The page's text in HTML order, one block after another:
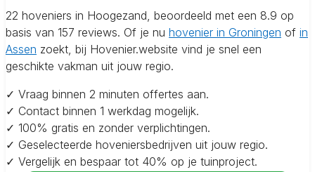
22 hoveniers in Hoogezand, beoordeeld met een 8.9 op
basis van 157 reviews. Of je nu hovenier in Groningen of in
Assen zoekt, bij Hovenier.website vind je snel een
geschikte vakman uit jouw regio.
✓ Vraag binnen 2 minuten offertes aan.
✓ Contact binnen 1 werkdag mogelijk.
✓ 100% gratis en zonder verplichtingen.
✓ Geselecteerde hoveniersbedrijven uit jouw regio.
✓ Vergelijk en bespaar tot 40% op je tuinproject.